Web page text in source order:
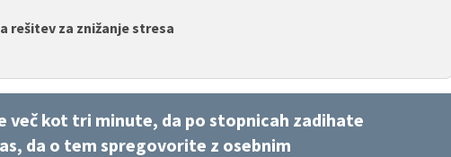
rešitev za znižanje stresa
več kot tri minute, da po stopnicah zadihate
da o tem spregovorite z osebnim